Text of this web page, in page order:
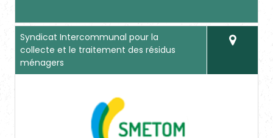
Syndicat Intercommunal pour la
collecte et le traitement des résidus
ménagers